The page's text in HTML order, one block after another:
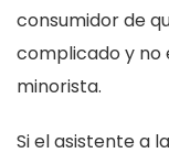
consumidor de
complicado y
minorista.
Si el asistente a